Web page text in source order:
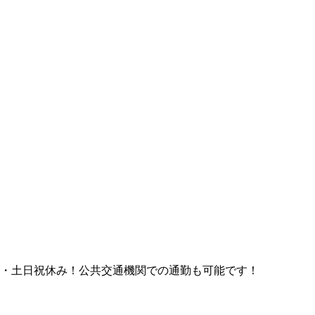
日祝休み！公共交通機関での通勤も可能です！